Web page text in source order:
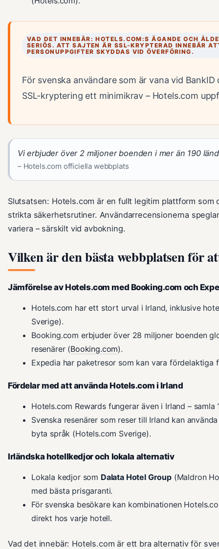
VAD DET INNEBÄR: HOTELS.COM:S ÄGANDE OCH
SERIÖS. ATT SAJTEN ÄR SSL-KRYPTERAD INNEBÄR
PERSONUPPGIFTER SKYDDAS VID ÖVERFÖRING.
För svenska användare som är vana vid
SSL-kryptering ett minimikrav – Hotels.com
Vi erbjuder över 2 miljoner boenden i mer än 190
– Hotels.com officiella webbplats
Slutsatsen: Hotels.com är en fullt legitim plattform
strikta säkerhetsrutiner. Användarrecensionerna
variera – särskilt vid avbokning.
Vilken är den bästa webbplatsen för
Jämförelse av Hotels.com med Booking.com och
Hotels.com har ett stort urval i Irland, inklusive
Sverige).
Booking.com erbjuder över 28 miljoner boenden
resenärer (Booking.com).
Expedia har paketresor som kan vara fördelaktiga
Fördelar med att använda Hotels.com i Irland
Hotels.com Rewards fungerar även i Irland –
Svenska resenärer som reser till Irland kan
byta språk (Hotels.com Sverige).
Irländska hotellkedjor och lokala alternativ
Lokala kedjor som Dalata Hotel Group(Maldron
med bästa prisgaranti.
För svenska besökare kan kombinationen
direkt hos varje hotell.
Vad det innebär: Hotels.com är ett bra alternativ för